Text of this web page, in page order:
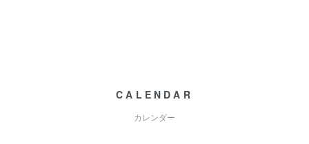
CALENDAR
カレンダー